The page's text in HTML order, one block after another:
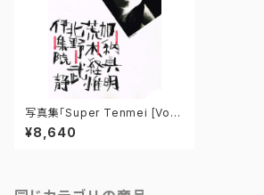
写真集「Super Tenmei [Vol.
1]」
¥8,640